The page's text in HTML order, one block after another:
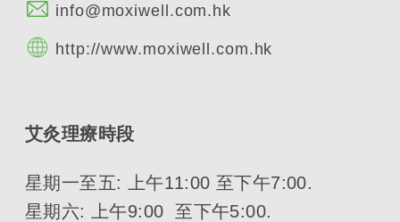
info@moxiwell.com.hk
http://www.moxiwell.com.hk
艾灸理療時段
星期一至五: 上午11:00 至下午7:00.
星期六: 上午9:00 至下午5:00.